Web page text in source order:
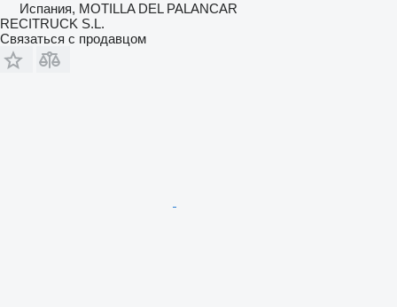
Испания, MOTILLA DEL PALANCAR
RECITRUCK S.L.
Связаться с продавцом